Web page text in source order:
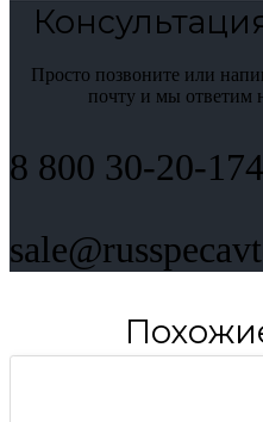
Просто позвоните или
почту и мы ответим
8 800 30-20-174